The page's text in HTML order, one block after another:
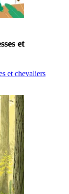
et
et chevaliers